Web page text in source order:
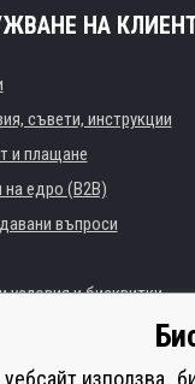
НА
съвети, инструкции
и плащане
на едро (B2B)
въпроси
условия и бисквитки
и институции
уебсайт използва